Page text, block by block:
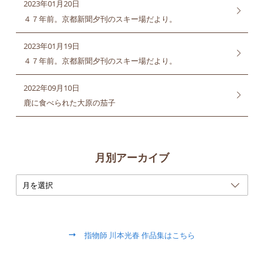
2023年01月20日
４７年前。京都新聞夕刊のスキー場だより。
2023年01月19日
４７年前。京都新聞夕刊のスキー場だより。
2022年09月10日
鹿に食べられた大原の茄子
月別アーカイブ
指物師 川本光春 作品集はこちら